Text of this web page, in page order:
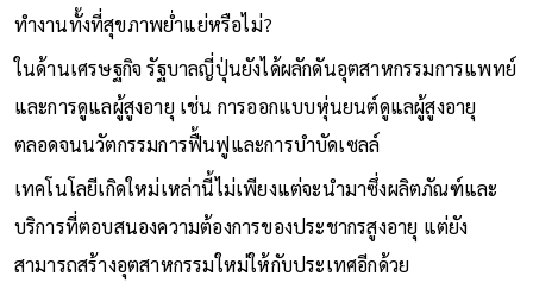
ทำงานทั้งที่สุขภาพย่ำแย่หรือไม่?
ในด้านเศรษฐกิจ รัฐบาลญี่ปุ่นยังได้ผลักดันอุตสาหกรรมการแพทย์
และการดูแลผู้สูงอายุ เช่น การออกแบบหุ่นยนต์ดูแลผู้สูงอายุ
ตลอดจนนวัตกรรมการฟื้นฟูและการบำบัดเซลล์
เทคโนโลยีเกิดใหม่เหล่านี้ไม่เพียงแต่จะนำมาซึ่งผลิตภัณฑ์และ
บริการที่ตอบสนองความต้องการของประชากรสูงอายุ แต่ยัง
สามารถสร้างอุตสาหกรรมใหม่ให้กับประเทศอีกด้วย